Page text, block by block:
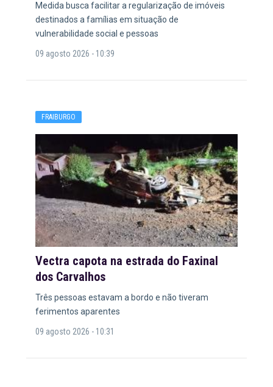
Medida busca facilitar a regularização de imóveis
destinados a famílias em situação de
vulnerabilidade social e pessoas
09 agosto 2026 - 10:39
FRAIBURGO
Vectra capota na estrada do Faxinal
dos Carvalhos
Três pessoas estavam a bordo e não tiveram
ferimentos aparentes
09 agosto 2026 - 10:31